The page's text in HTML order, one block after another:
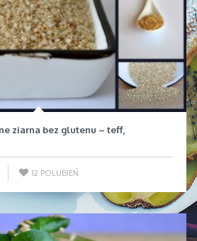
ziarna bez glutenu – teff,
12 POLUBIEŃ